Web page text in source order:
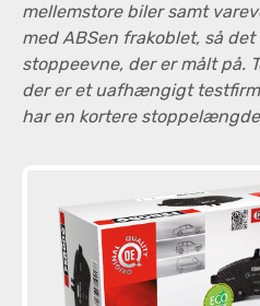
mellemstore biler samt
med ABSen frakoblet, så
stoppeevne, der er målt på.
der er et uafhængigt
har en kortere